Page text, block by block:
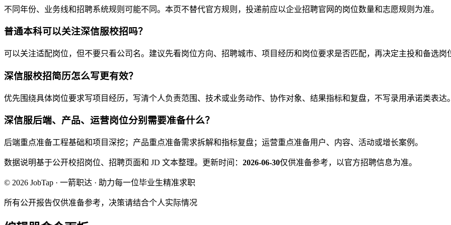
不同年份、业务线和招聘系统规则可能不同。本页不替代官方规则，投递前应以企业招聘官网的岗位数量和志愿规则为准。
普通本科可以关注深信服校招吗？
可以关注适配岗位，但不要只看公司名。建议先看岗位方向、招聘城市、项目经历和岗位要求是否匹配，再决定主投和备选岗
深信服校招简历怎么写更有效？
优先围绕具体岗位要求写项目经历，写清个人负责范围、技术或业务动作、协作对象、结果指标和复盘，不写录用承诺类表达
深信服后端、产品、运营岗位分别需要准备什么？
后端重点准备工程基础和项目深挖；产品重点准备需求拆解和指标复盘；运营重点准备用户、内容、活动或增长案例。
数据说明基于公开校招岗位、招聘页面和 JD 文本整理。 更新时间： 2026-06-30仅供准备参考，以官方招聘信息为准。
© 2026 JobTap · 一箭职达 · 助力每一位毕业生精准求职
所有公开报告仅供准备参考，决策请结合个人实际情况